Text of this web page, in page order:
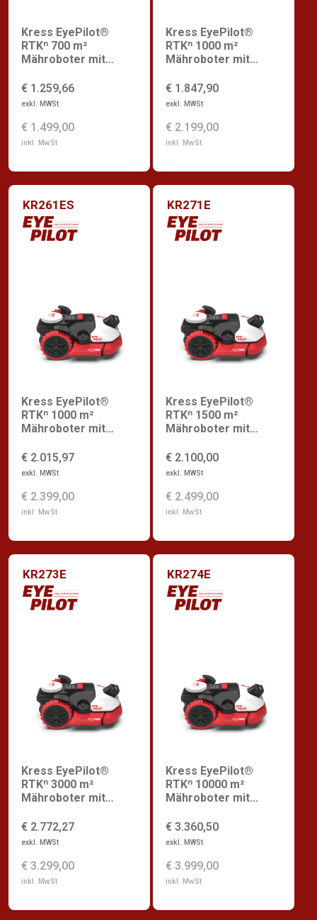
Kress EyePilot®
RTKⁿ 700 m²
Mähroboter mit
integriertem 4G
€ 1.259,66
exkl. MWSt
€ 1.499,00
inkl. MwSt
Kress EyePilot®
RTKⁿ 1000 m²
Mähroboter mit
€ 1.847,90
exkl. MWSt
€ 2.199,00
inkl. MwSt
KR261ES
Kress EyePilot®
RTKⁿ 1000 m²
Mähroboter mit
€ 2.015,97
exkl. MWSt
€ 2.399,00
inkl. MwSt
KR271E
Kress EyePilot®
RTKⁿ 1500 m²
Mähroboter mit
integriertem 4G
€ 2.100,00
exkl. MWSt
€ 2.499,00
inkl. MwSt
KR273E
Kress EyePilot®
RTKⁿ 3000 m²
Mähroboter mit
integriertem 4G
€ 2.772,27
exkl. MWSt
€ 3.299,00
inkl. MwSt
KR274E
Kress EyePilot®
RTKⁿ 10000 m²
Mähroboter mit
€ 3.360,50
exkl. MWSt
€ 3.999,00
inkl. MwSt